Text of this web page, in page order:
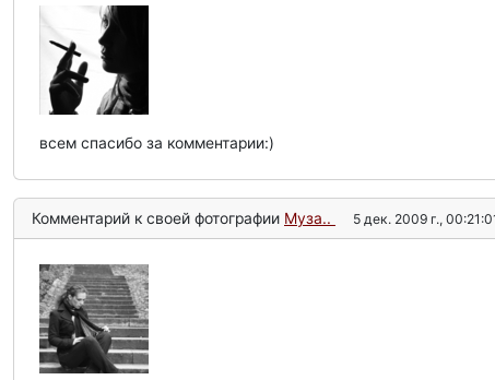
всем спасибо за комментарии:)
Комментарий к своей фотографии Муза.. 5 дек. 2009 г.,